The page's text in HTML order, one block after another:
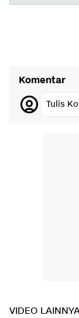
Komentar
Tulis
VIDEO